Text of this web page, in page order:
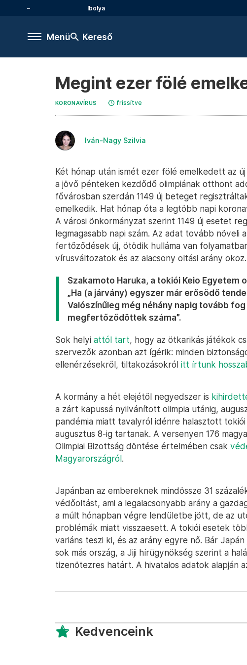
Ibolya
Menü Kereső
Megint ezer fölé
KORONAVÍRUS frissítve
Iván-Nagy Szilvia
Két hónap után ismét ezer fölé emelkedett az
a jövő pénteken kezdődő olimpiának otthont
fővárosban szerdán 1149 új beteget
emelkedik. Hat hónap óta a legtöbb napi
A városi önkormányzat szerint 1149 új esetet
legmagasabb napi szám. Az adat tovább növeli
fertőződések új, ötödik hulláma van
vírusváltozatok és az alacsony oltási arány okoz.
Szakamoto Haruka, a tokiói Keio
„Ha (a járvány) egyszer már erősödő
Valószínűleg még néhány napig tovább fog
megfertőződöttek száma”.
Sok helyi attól tart, hogy az ötkarikás játékok
szervezők azonban azt ígérik: minden
ellenérzésekről, tiltakozásokról itt írtunk
A kormány a hét elejétől negyedszer is
a zárt kapussá nyilvánított olimpia utánig,
pandémia miatt tavalyról idénre halasztott
augusztus 8-ig tartanak. A versenyen 176
Olimpiai Bizottság döntése értelmében csak
Magyarországról.
Japánban az embereknek mindössze 31
védőoltást, ami a legalacsonyabb arány a
a múlt hónapban végre lendületbe jött, de az
problémák miatt visszaesett. A tokiói esetek
variáns teszi ki, és az arány egyre nő. Bár
sok más ország, a Jiji hírügynökség szerint a
tizenötezres határt. A hivatalos adatok alapján
Kedvenceink